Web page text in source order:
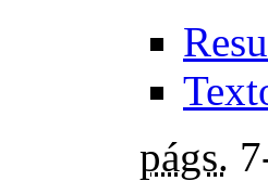
págs.